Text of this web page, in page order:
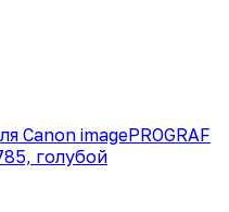
Canon imagePROGRAF
голубой